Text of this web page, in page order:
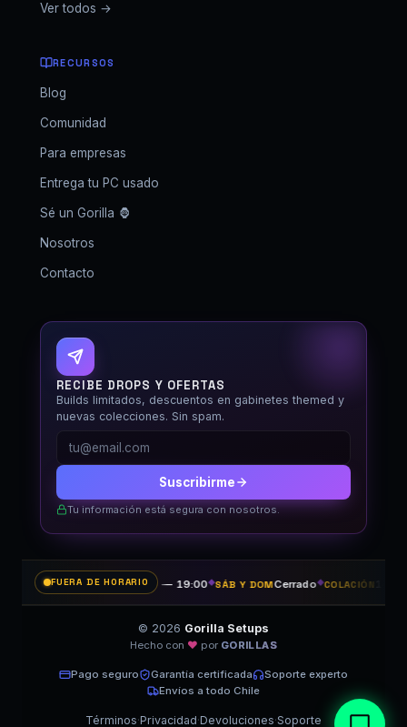
Ver todos →
RECURSOS
Blog
Comunidad
Para empresas
Entrega tu PC usado
Sé un Gorilla 🦍
Nosotros
Contacto
RECIBE DROPS Y OFERTAS
Builds limitados, descuentos en gabinetes themed y
nuevas colecciones. Sin spam.
Suscribirme
Tu información está segura con nosotros.
FUERA DE HORARIO
LUN A VIE11:00 — 19:00◆SÁB Y DOMCerrado◆COLACIÓN14:30 —
© 2026 Gorilla Setups
Hecho con ♥ por GORILLAS
Pago seguro Garantía certificada
Soporte experto
Envíos a todo Chile
Términos·Privacidad·Devoluciones·Soporte
GORILLA SETUPS
y reparamos el tuyo 🦍